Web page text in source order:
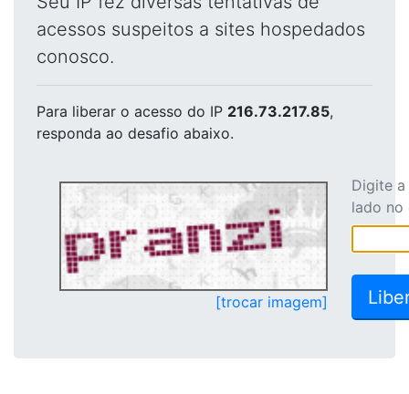
acessos suspeitos a sites hospedados
conosco.
Para liberar o acesso do IP 216.73.217.85,
responda ao desafio abaixo.
[trocar imagem]
Digite
lado no